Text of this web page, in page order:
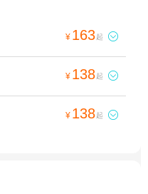
¥ 163起 
¥ 138起 
¥ 138起 